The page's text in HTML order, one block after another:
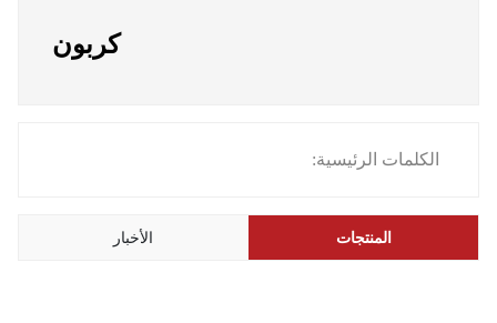
كربون
الكلمات الرئيسية:
المنتجات الأخبار